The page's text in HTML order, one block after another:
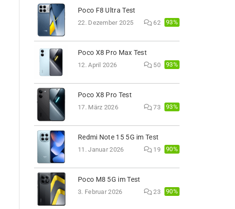
Poco F8 Ultra Test
22. Dezember 2025 62 93%
Poco X8 Pro Max Test
12. April 2026 50 93%
Poco X8 Pro Test
17. März 2026 73 93%
Redmi Note 15 5G im Test
11. Januar 2026 19 90%
Poco M8 5G im Test
3. Februar 2026 23 90%